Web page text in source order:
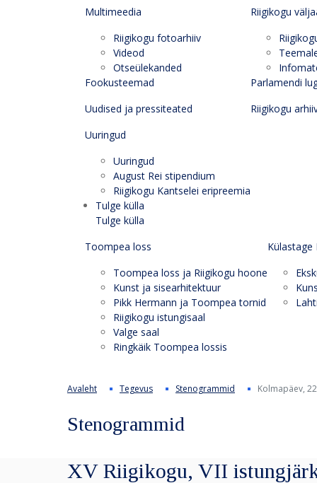
Multimeedia
Riigikogu fotoarhiiv
Videod
Otseülekanded
Fookusteemad
Uudised ja pressiteated
Uuringud
Uuringud
August Rei stipendium
Riigikogu Kantselei eripreemia
Riigikogu
Parlamendi
Riigikogu
Tulge külla
Tulge külla
Toompea loss
Toompea loss ja Riigikogu hoone
Kunst ja sisearhitektuur
Pikk Hermann ja Toompea tornid
Riigikogu istungisaal
Valge saal
Ringkäik Toompea lossis
Külastage
Avaleht Tegevus Stenogrammid Kolmapäev,
Stenogrammid
XV Riigikogu, VII